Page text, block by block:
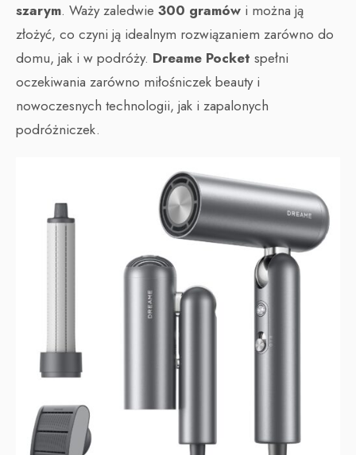
szarym. Waży zaledwie 300 gramów i można ją
złożyć, co czyni ją idealnym rozwiązaniem zarówno do
domu, jak i w podróży. Dreame Pocket spełni
oczekiwania zarówno miłośniczek beauty i
nowoczesnych technologii, jak i zapalonych
podróżniczek.